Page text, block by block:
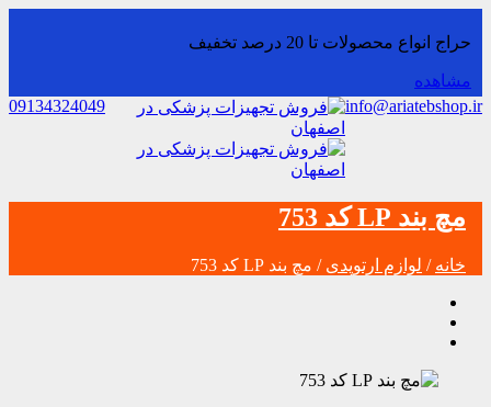
حراج انواع محصولات تا 20 درصد تخفیف
مشاهده
info@ariatebshop.ir
09134324049
مچ بند LP کد 753
خانه / لوازم ارتوپدی / مچ بند LP کد 753